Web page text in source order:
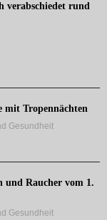
verabschiedet rund
mit Tropennächten
Gesundheit
und Raucher vom 1.
Gesundheit